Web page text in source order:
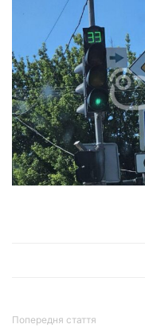
Попередня стаття